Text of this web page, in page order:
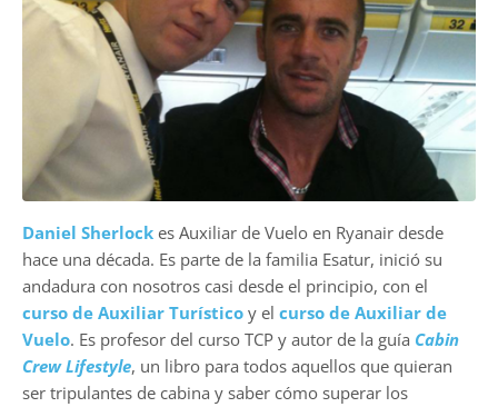
Daniel Sherlock es Auxiliar de Vuelo en Ryanair desde
hace una década. Es parte de la familia Esatur, inició su
andadura con nosotros casi desde el principio, con el
curso de Auxiliar Turístico y el curso de Auxiliar de
Vuelo. Es profesor del curso TCP y autor de la guía Cabin
Crew Lifestyle, un libro para todos aquellos que quieran
ser tripulantes de cabina y saber cómo superar los